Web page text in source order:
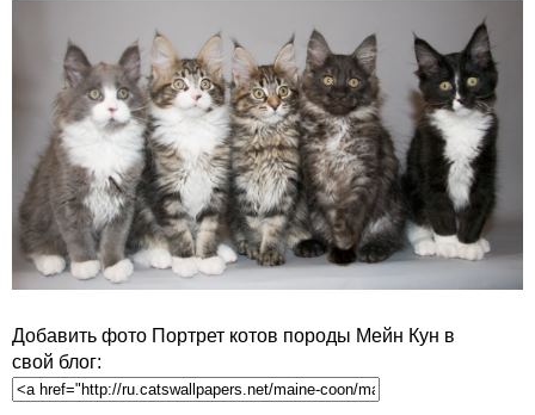
Добавить фото Портрет котов породы Мейн Кун в
свой блог: